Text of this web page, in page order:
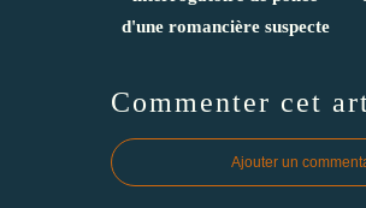
d'une romancière suspecte
Commenter cet
Ajouter un